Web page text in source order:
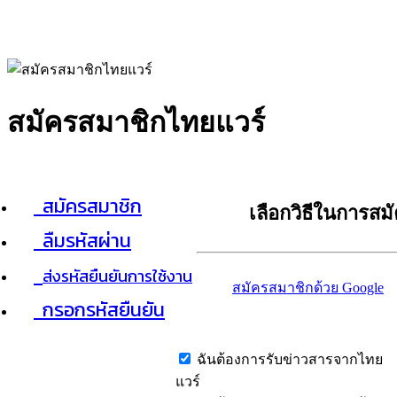
สมัครสมาชิกไทยแวร์
สมัครสมาชิก
ลืมรหัสผ่าน
ส่งรหัสยืนยันการใช้งาน
กรอกรหัสยืนยัน
เลือกวิธีในการส
สมัครสมาชิกด้วย Google
ฉันต้องการรับข่าวสารจากไทย
แวร์